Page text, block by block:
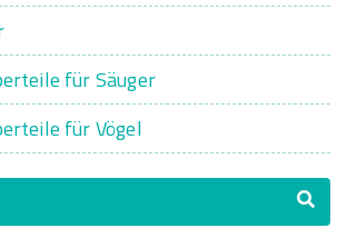
für Säuger
für Vögel